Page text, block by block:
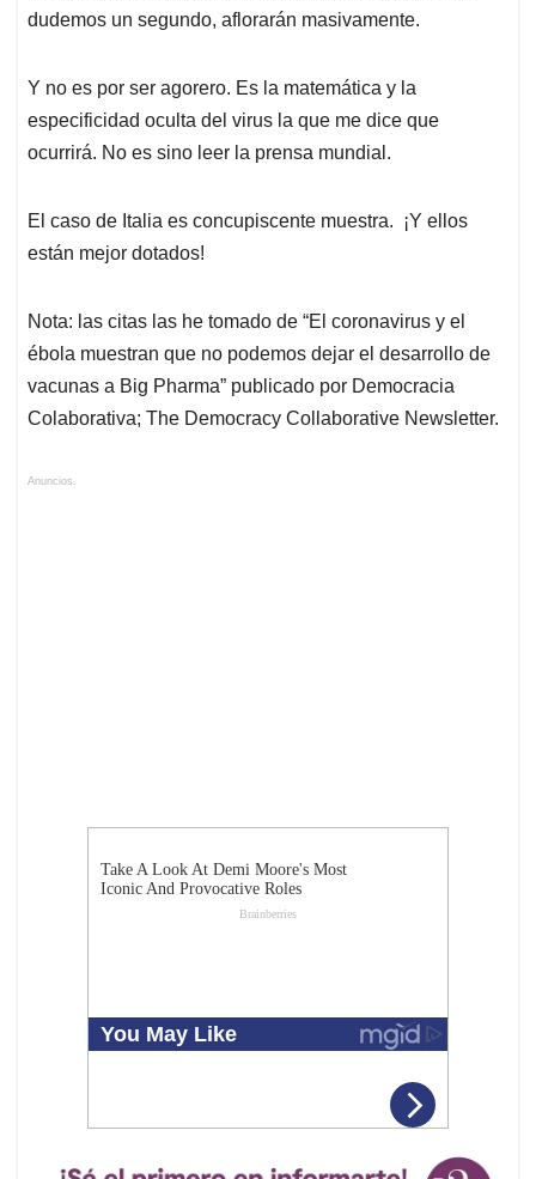
dudemos un segundo, aflorarán masivamente.
Y no es por ser agorero. Es la matemática y la
especificidad oculta del virus la que me dice que
ocurrirá. No es sino leer la prensa mundial.
El caso de Italia es concupiscente muestra. ¡Y ellos
están mejor dotados!
Nota: las citas las he tomado de “El coronavirus y el
ébola muestran que no podemos dejar el desarrollo de
vacunas a Big Pharma” publicado por Democracia
Colaborativa; The Democracy Collaborative Newsletter.
Anuncios.